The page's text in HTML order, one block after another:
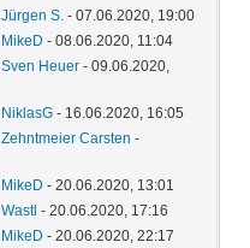
Jürgen S. - 07.06.2020, 19:00
MikeD - 08.06.2020, 11:04
Sven Heuer - 09.06.2020,
NiklasG - 16.06.2020, 16:05
Zehntmeier Carsten -
MikeD - 20.06.2020, 13:01
Wastl - 20.06.2020, 17:16
MikeD - 20.06.2020, 22:17